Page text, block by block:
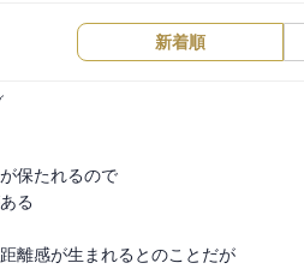
新着順
保たれるので
る
離感が生まれるとのことだが